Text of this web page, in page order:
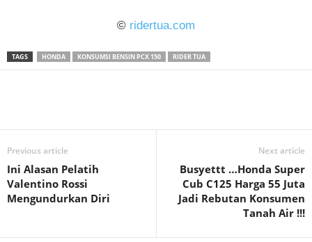
© ridertua.com
TAGS HONDA KONSUMSI BENSIN PCX 150 RIDER TUA
Previous article
Ini Alasan Pelatih
Valentino Rossi
Mengundurkan Diri
Next article
Busyettt …Honda Super
Cub C125 Harga 55 Juta
Jadi Rebutan Konsumen
Tanah Air !!!